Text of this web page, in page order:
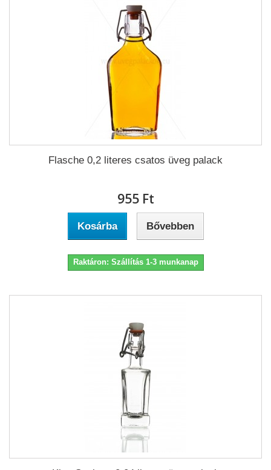
Flasche 0,2 literes csatos üveg palack
955 Ft‎
Kosárba Bővebben
Raktáron: Szállítás 1-3 munkanap